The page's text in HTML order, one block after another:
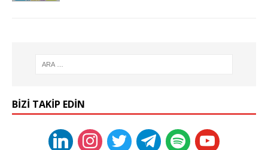
BIZI TAKIP EDIN